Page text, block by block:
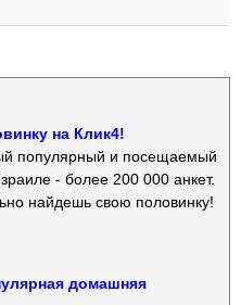
на Клик4!
популярный и посещаемый
- более 200 000 анкет.
найдешь свою половинку!
домашняя